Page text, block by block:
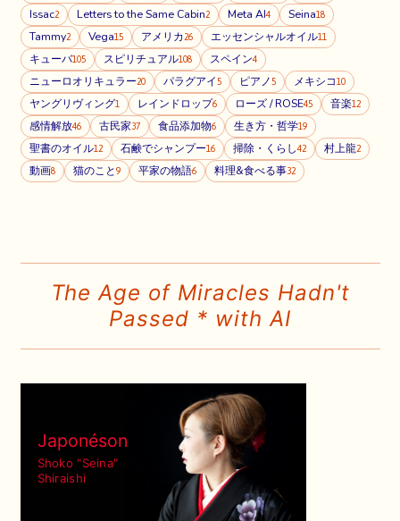
Issac2 Letters to the Same Cabin2 Meta AI4 Seina18
Tammy2 Vega15 アメリカ 26 エッセンシャルオイル11
キューバ105 スピリチュアル108 スペイン4
ニューロオリキュラー20 パラグアイ 5 ピアノ 5 メキシコ10
ヤングリヴィング1 レインドロップ6 ローズ / ROSE45 音楽12
感情解放46 古民家37 食品添加物6 生き方・哲学19
聖書のオイル12 石鹸でシャンプー16 掃除・くらし42 村上龍2
動画8 猫のこと9 平家の物語6 料理&食べる事32
The Age of Miracles Hadn't
Passed * with AI
Japonéson
Shoko "Seina"
Shiraishi